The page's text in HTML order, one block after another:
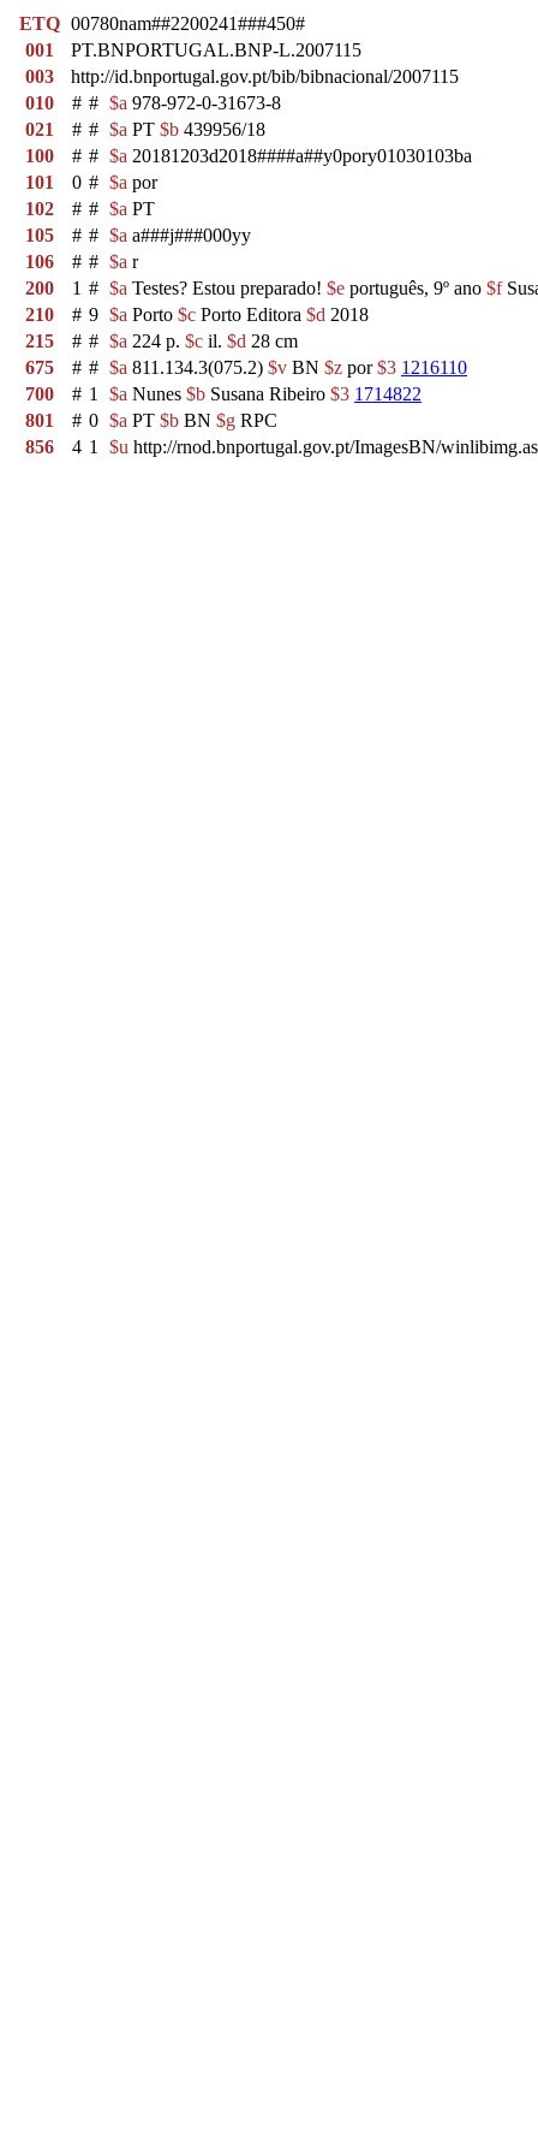
ETQ 00780nam##2200241###450#
001
PT.BNPORTUGAL.BNP-L.2007115
003
http://id.bnportugal.gov.pt/bib/bibnacional/2007115
010
# # $a 978-972-0-31673-8
021
# # $a PT $b 439956/18
100
# # $a 20181203d2018####a##y0pory01030103ba
101
0 # $a por
102
# # $a PT
105
# # $a a###j###000yy
106
# # $a r
200
1 # $a Testes? Estou preparado! $e português, 9º ano $f
210
# 9 $a Porto $c Porto Editora $d 2018
215
# # $a 224 p. $c il. $d 28 cm
675
# # $a 811.134.3(075.2) $v BN $z por$3 1216110
700
# 1 $a Nunes $b Susana Ribeiro $3 1714822
801
# 0 $a PT $b BN $g RPC
856
4 1 $u http://rnod.bnportugal.gov.pt/ImagesBN/